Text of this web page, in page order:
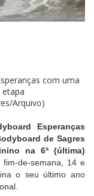
com uma
Arquivo)
Esperanças
de Sagres
na 6ª (última)
fim-de-semana, 14 e
o seu último ano